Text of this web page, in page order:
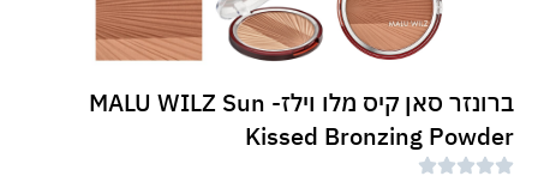
ברונזר סאן קיס מלו וילז- MALU WILZ Sun
Kissed Bronzing Powder